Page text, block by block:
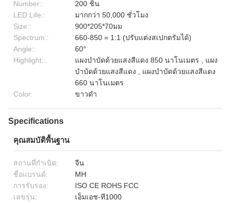
Number::
200 ชิ้น
LED Life::
มากกว่า 50,000 ชั่วโมง
Size::
900*205*70มม
Spectrum::
660-850 = 1:1 (ปรับแต่งสเปกตรัมได้)
Angle::
60°
Highlight::
แผงบำบัดด้วยแสงสีแดง 850 นาโนเมตร , แผง
บำบัดด้วยแสงสีแดง , แผงบำบัดด้วยแสงสีแดง
660 นาโนเมตร
Color:
ขาวดำ
Specifications
คุณสมบัติพื้นฐาน
สถานที่กำเนิด:
จีน
ชื่อแบรนด์:
MH
การรับรอง:
ISO CE ROHS FCC
เลขรุ่น:
เอ็มเอช-ที1000